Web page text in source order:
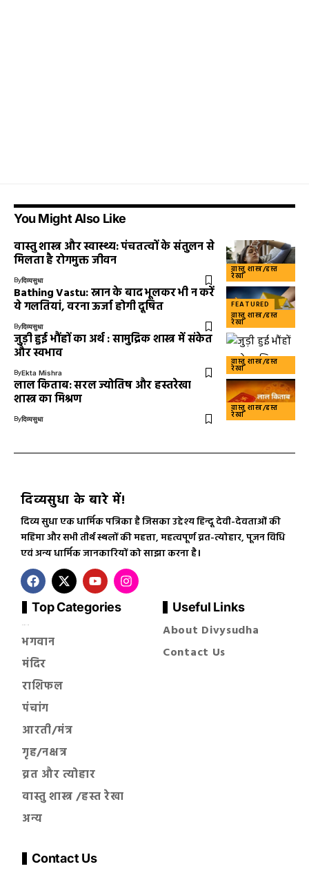
You Might Also Like
वास्तु शास्त्र/हस्त
रेखा
वास्तु शास्त्र और स्वास्थ्य: पंचतत्वों के संतुलन से
मिलता है रोगमुक्त जीवन
Byदिव्यसुधा
FEATURED
वास्तु शास्त्र/हस्त
रेखा
Bathing Vastu: स्नान के बाद भूलकर भी न करें
ये गलतियां, वरना ऊर्जा होगी दूषित
Byदिव्यसुधा
वास्तु शास्त्र/हस्त
रेखा
जुड़ी हुई भौंहों का अर्थ : सामुद्रिक शास्त्र में संकेत
और स्वभाव
ByEkta Mishra
वास्तु शास्त्र/हस्त
रेखा
लाल किताब: सरल ज्योतिष और हस्तरेखा
शास्त्र का मिश्रण
Byदिव्यसुधा
दिव्यसुधा के बारे में!
दिव्य सुधा एक धार्मिक पत्रिका है जिसका उद्देश्य हिन्दू देवी-देवताओं की
महिमा और सभी तीर्थ स्थलों की महत्ता, महत्वपूर्ण व्रत-त्योहार, पूजन विधि
एवं अन्य धार्मिक जानकारियों को साझा करना है।
Top Categories
भगवान
मंदिर
राशिफल
पंचांग
आरती/मंत्र
गृह/नक्षत्र
व्रत और त्योहार
वास्तु शास्त्र /हस्त रेखा
अन्य
Useful Links
About Divysudha
Contact Us
Contact Us